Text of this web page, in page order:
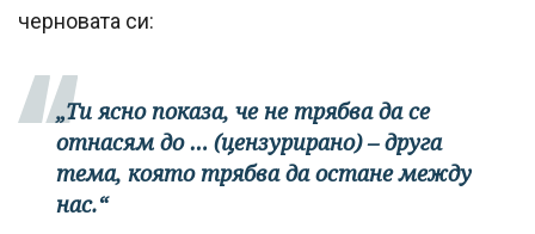
черновата си:
„Ти ясно показа, че не трябва да се
отнасям до … (цензурирано) – друга
тема, която трябва да остане между
нас.“